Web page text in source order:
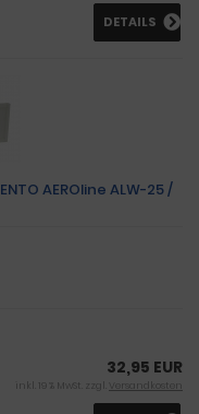
DETAILS
AEROline ALW-25 /
32,95 EUR
inkl. 19 % MwSt. zzgl. Versandkosten